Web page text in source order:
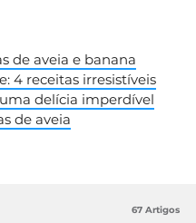
de aveia e banana
4 receitas irresistíveis
delícia imperdível
de aveia
67 Artigos